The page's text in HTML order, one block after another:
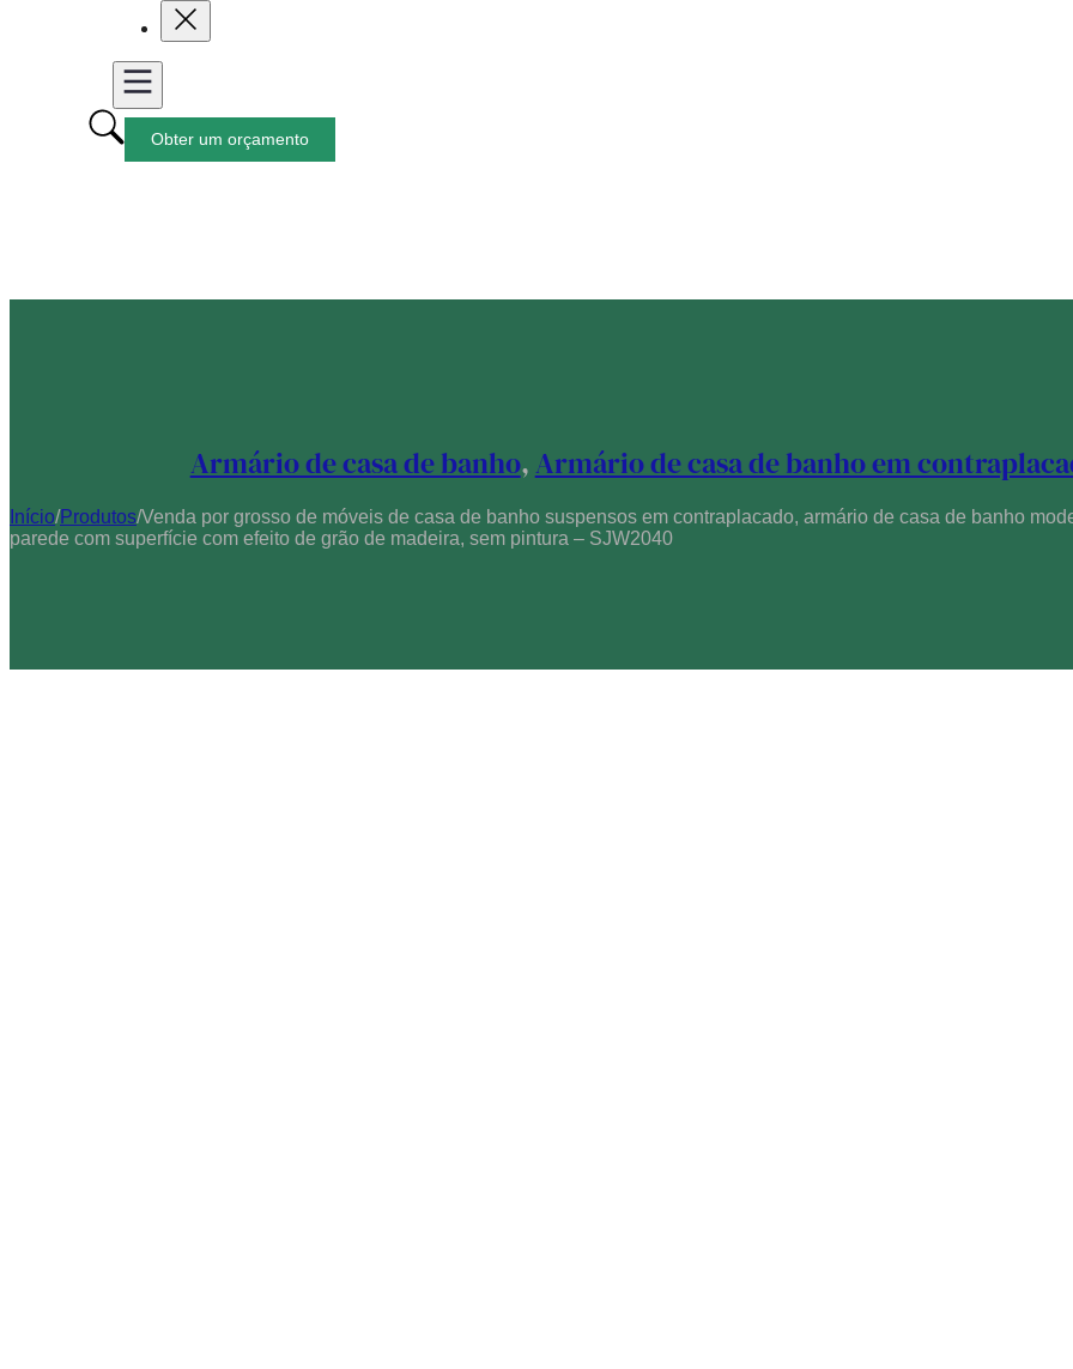
Obter um orçamento
Armário de casa de banho,Armário de casa de banho em
Início/Produtos/Venda por grosso de móveis de casa de banho suspensos em contraplacado, armário de casa de banho
parede com superfície com efeito de grão de madeira, sem pintura – SJW2040